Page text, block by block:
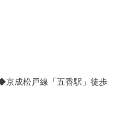
京成松戸線「五香駅」徒歩